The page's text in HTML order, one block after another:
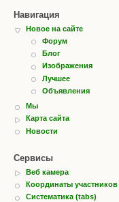
Навигация
Новое на сайте
Форум
Блог
Изображения
Лучшее
Объявления
Мы
Карта сайта
Новости
Сервисы
Веб камера
Координаты участников
Систематика (tabs)